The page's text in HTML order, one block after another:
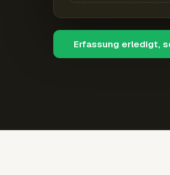
Erfassung erledigt,